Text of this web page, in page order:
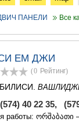
ПАНЕЛИ Все
ЕМ ДЖИ
(0 Рейтинг)
(574) 40 22 35,
работы: ორშაბათი